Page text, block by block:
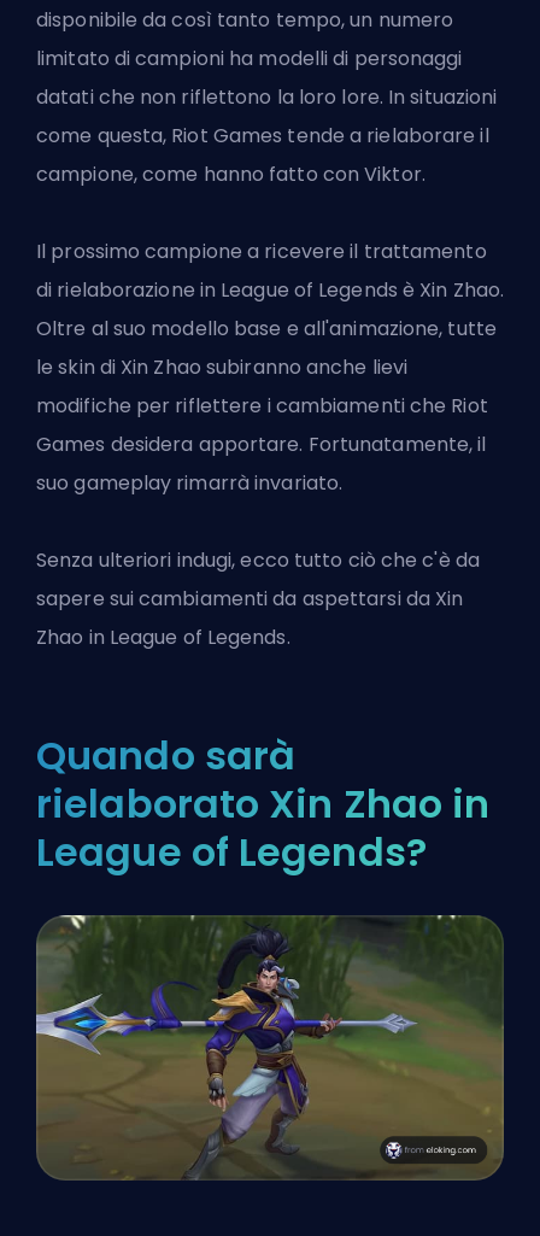
disponibile da così tanto tempo, un numero
limitato di campioni ha modelli di personaggi
datati che non riflettono la loro lore. In situazioni
come questa, Riot Games tende a rielaborare il
campione, come hanno fatto con Viktor.
Il prossimo campione a ricevere il trattamento
di rielaborazione in League of Legends è Xin Zhao.
Oltre al suo modello base e all'animazione, tutte
le skin di Xin Zhao subiranno anche lievi
modifiche per riflettere i cambiamenti che Riot
Games desidera apportare. Fortunatamente, il
suo gameplay rimarrà invariato.
Senza ulteriori indugi, ecco tutto ciò che c'è da
sapere sui cambiamenti da aspettarsi da Xin
Zhao in League of Legends.
Quando sarà
rielaborato Xin Zhao in
League of Legends?